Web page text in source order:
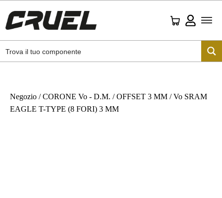
Negozio /CORONE Vo - D.M. /OFFSET 3 MM / Vo SRAM
EAGLE T-TYPE (8 FORI) 3 MM